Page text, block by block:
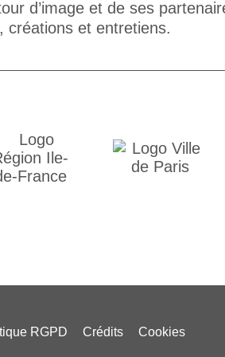
d’image et de ses
créations et entretiens.
RGPD Crédits Cookies